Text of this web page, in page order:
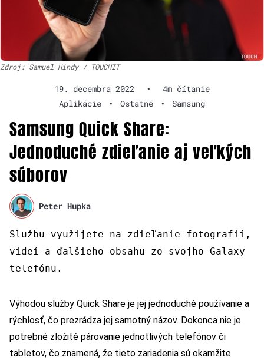
Zdroj: Samuel Hindy / TOUCHIT
19. decembra 2022 •
4m čítanie
Aplikácie
• Ostatné • Samsung
Samsung Quick Share:
Jednoduché zdieľanie aj veľkých
súborov
Peter Hupka
Službu využijete na zdieľanie fotografií,
videí a ďalšieho obsahu zo svojho Galaxy
telefónu.
Výhodou služby Quick Share je jej jednoduché používanie a
rýchlosť, čo prezrádza jej samotný názov. Dokonca nie je
potrebné zložité párovanie jednotlivých telefónov či
tabletov, čo znamená, že tieto zariadenia sú okamžite